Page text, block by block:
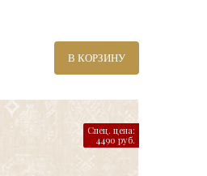
В КОРЗИНУ
Спец. цена:
4490 руб.